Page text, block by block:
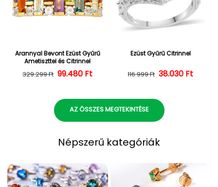
Arannyal Bevont Ezüst Gyűrű
Ametiszttel és Citrinnel
Normál ár
329.299 Ft Kedvezményes ár
99.480 Ft
Ezüst Gyűrű Citrinnel
Normál ár
116.999 Ft 38.030 Ft
AZ ÖSSZES MEGTEKINTÉSE
Népszerű kategóriák